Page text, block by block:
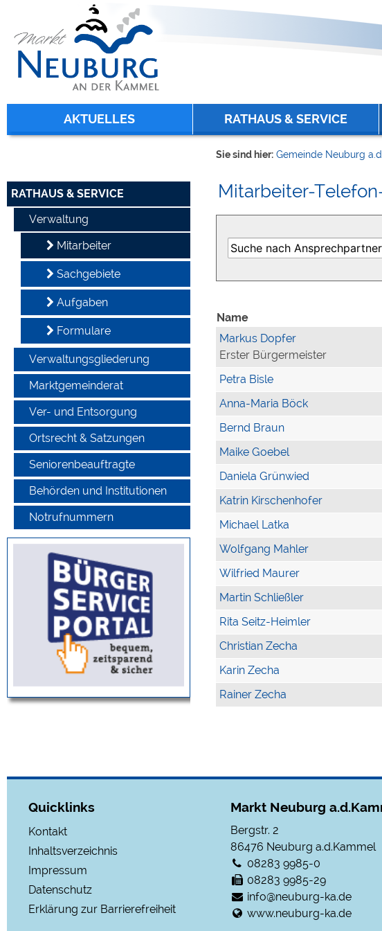
zur Navigation oder zur Startseitespringen.
AKTUELLES RATHAUS & SERVICE
RATHAUS & SERVICE
Verwaltung
Mitarbeiter
Sachgebiete
Aufgaben
Formulare
Verwaltungsgliederung
Marktgemeinderat
Ver- und Entsorgung
Ortsrecht & Satzungen
Seniorenbeauftragte
Behörden und Institutionen
Notrufnummern
Sie sind hier: Gemeinde Neuburg
Mitarbeiter-
Name
Markus Dopfer
Erster Bürgermeister
Petra Bisle
Anna-Maria Böck
Bernd Braun
Maike Goebel
Daniela Grünwied
Katrin Kirschenhofer
Michael Latka
Wolfgang Mahler
Wilfried Maurer
Martin Schließler
Rita Seitz-Heimler
Christian Zecha
Karin Zecha
Rainer Zecha
Quicklinks
Kontakt
Inhaltsverzeichnis
Impressum
Datenschutz
Erklärung zur Barrierefreiheit
Markt Neuburg
Bergstr. 2
86476 Neuburg a.d.Kammel
08283 9985-0
08283 9985-29
info@neuburg-ka.de
www.neuburg-ka.de